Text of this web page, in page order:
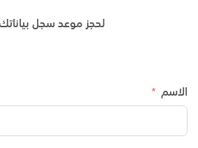
لحجز موعد سجل بياناتك
الاسم